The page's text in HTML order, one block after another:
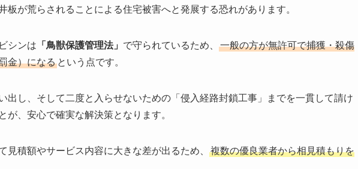
板が荒らされることによる住宅被害へと発展する恐れがあります。
シンは 「鳥獣保護管理法」 で守られているため、
一般の方が無許可で捕獲・殺傷
金）になる という点です。
出し、そして二度と入らせないための「侵入経路封鎖工事」までを一貫して請け
が、安心で確実な解決策となります。
見積額やサービス内容に大きな差が出るため、
複数の優良業者から相見積もりを